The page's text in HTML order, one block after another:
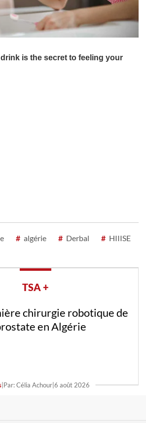
# algérie # Derbal # HIIISE
TSA +
chirurgie robotique de
en Algérie
| Par: Célia Achour| 6 août 2026